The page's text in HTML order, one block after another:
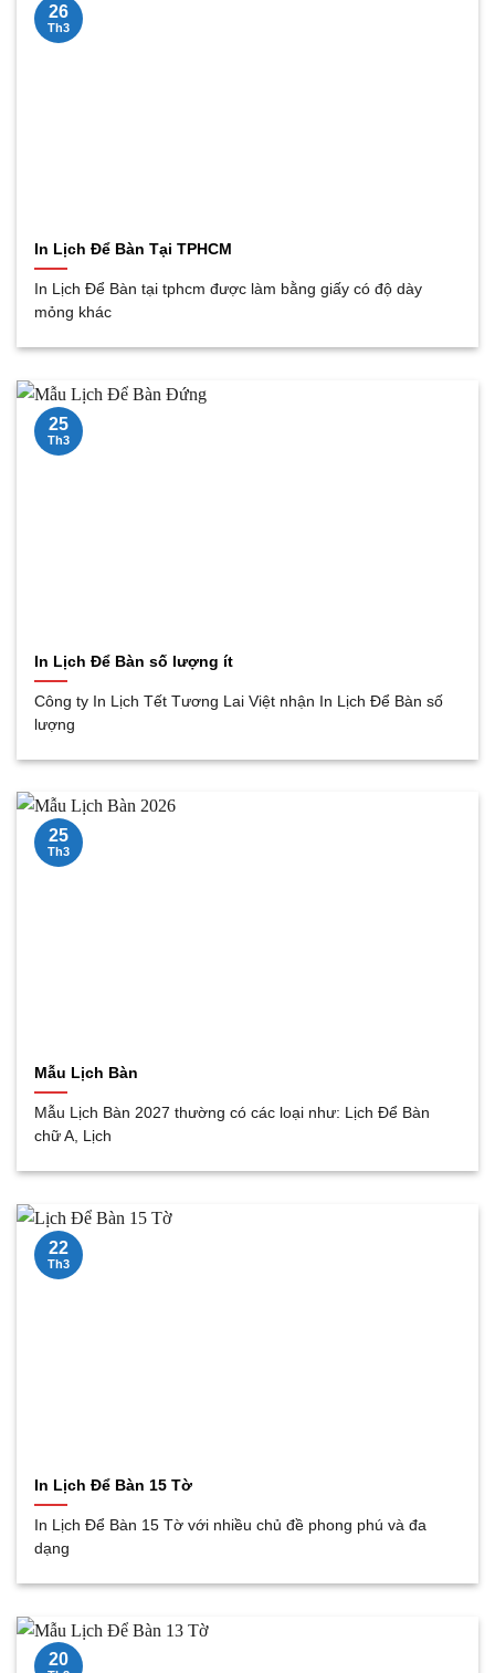
In Lịch Để Bàn Tại TPHCM
In Lịch Để Bàn tại tphcm được làm bằng giấy có độ dày
mỏng khác
26
Th3
In Lịch Để Bàn số lượng ít
Công ty In Lịch Tết Tương Lai Việt nhận In Lịch Để Bàn số
lượng
25
Th3
Mẫu Lịch Bàn
Mẫu Lịch Bàn 2027 thường có các loại như: Lịch Để Bàn
chữ A, Lịch
25
Th3
In Lịch Để Bàn 15 Tờ
In Lịch Để Bàn 15 Tờ với nhiều chủ đề phong phú và đa
dạng
22
Th3
20